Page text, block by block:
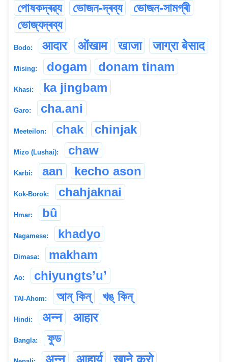
পোষকদ্ৰৱ্য
ভোজন-দ্ৰব্য
ভোজন-সামগ্ৰী
ভোজ্যদ্ৰব্য
Bodo: आदार ओंखाम खाजा जाग्रा बेसाद
Mising: dogam donam tinam
Khasi: ka jingbam
Garo: cha.ani
Meeteilon: chak chinjak
Mizo (Lushai): chaw
Karbi: aan kecho ason
Kok-Borok: chahjaknai
Hmar: bû
Nagamese: khadyo
Dimasa: makham
Ao: chiyungts’u’
TAI-Ahom: আন্ কিন্ খঙ্ কিন্
Hindi: अन्न आहार
Bangla: ফুড
अन्न आहार्य खाने कुरो